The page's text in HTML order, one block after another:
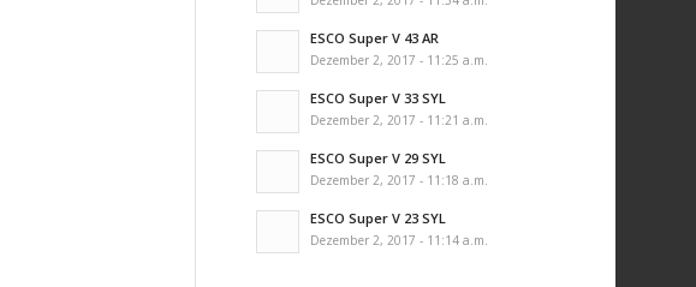
ESCO Super V 43 AR
Dezember 2, 2017 - 11:25 a.m.
ESCO Super V 33 SYL
Dezember 2, 2017 - 11:21 a.m.
ESCO Super V 29 SYL
Dezember 2, 2017 - 11:18 a.m.
ESCO Super V 23 SYL
Dezember 2, 2017 - 11:14 a.m.